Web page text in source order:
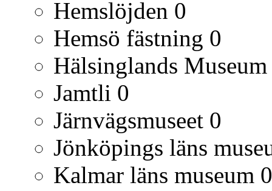
Hemslöjden 0
Hemsö fästning 0
Hälsinglands Museum
Jamtli 0
Järnvägsmuseet 0
Jönköpings läns
Kalmar läns museum 0